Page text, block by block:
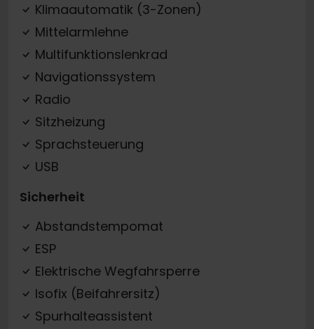
Klimaautomatik (3-Zonen)
Mittelarmlehne
Multifunktionslenkrad
Navigationssystem
Radio
Sitzheizung
Sprachsteuerung
USB
Sicherheit
Abstandstempomat
ESP
Elektrische Wegfahrsperre
Isofix (Beifahrersitz)
Spurhalteassistent